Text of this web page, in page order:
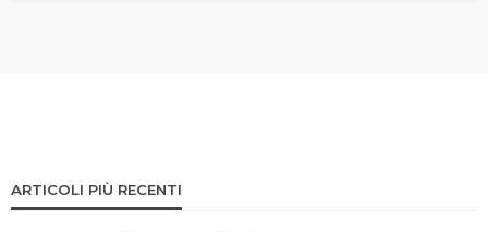
ARTICOLI PIÙ RECENTI